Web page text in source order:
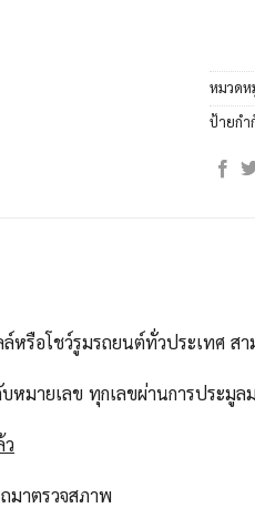
หมวดห
ป้ายกำ
หรือโชว์รูมรถยนต์ทั่วประเทศ ส
หมายเลข ทุกเลขผ่านการประมู
มาตรวจสภาพ